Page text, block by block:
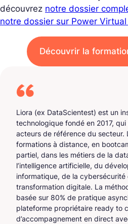
découvrez notre dossier
notre dossier sur Power
Découvrir la
Liora (ex DataScientest) est un
technologique fondé en 2017,
acteurs de référence du secteur.
formations à distance, en
partiel, dans les métiers de la
l’intelligence artificielle, du
informatique, de la cybersécurité
transformation digitale. La
basée sur 80% de pratique
plateforme propriétaire ready to
d’accompagnement en direct